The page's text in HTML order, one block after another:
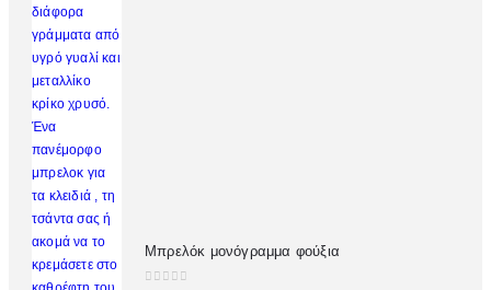
Μπρελόκ μονόγραμμα φούξια